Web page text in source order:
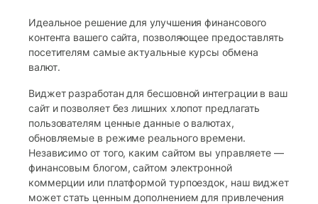
Идеальное решение для улучшения финансового
контента вашего сайта, позволяющее предоставлять
посетителям самые актуальные курсы обмена
валют.
Виджет разработан для бесшовной интеграции в ваш
сайт и позволяет без лишних хлопот предлагать
пользователям ценные данные о валютах,
обновляемые в режиме реального времени.
Независимо от того, каким сайтом вы управляете —
финансовым блогом, сайтом электронной
коммерции или платформой турпоездок, наш виджет
может стать ценным дополнением для привлечения